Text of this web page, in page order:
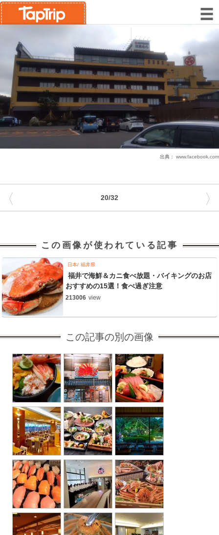
出典： www.facebook.com
20/32
〈 〉
この画像が使われている記事
日本 福井県
福井で海鮮＆カニ食べ放題・バイキングのお店
おすすめの15選！食べ過ぎ注意
213006 view
この記事の別の画像